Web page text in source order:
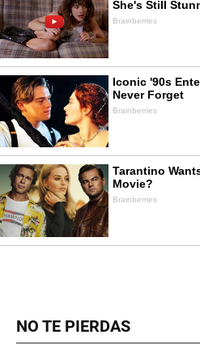
NO TE PIERDAS